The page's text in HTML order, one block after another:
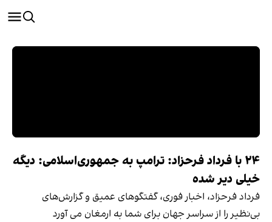
‏‏‏ ۲۴ با فرداد فرحزاد: ترامپ به جمهوری‌اسلامی: دیگه
خیلی دیر شده
فرداد فرحزاد، اخبار فوری، گفتگوهای عمیق و گزارش‌های
بی‌نظیر را از سراسر جهان برای شما به ارمغان می آورد